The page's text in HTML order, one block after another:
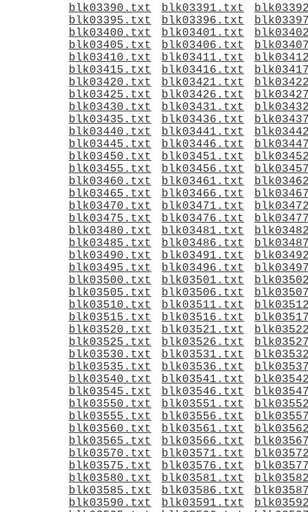
blk03390.txt
blk03391.txt
blk03395.txt
blk03396.txt
blk03400.txt
blk03401.txt
blk03405.txt
blk03406.txt
blk03410.txt
blk03411.txt
blk03415.txt
blk03416.txt
blk03420.txt
blk03421.txt
blk03425.txt
blk03426.txt
blk03430.txt
blk03431.txt
blk03435.txt
blk03436.txt
blk03440.txt
blk03441.txt
blk03445.txt
blk03446.txt
blk03450.txt
blk03451.txt
blk03455.txt
blk03456.txt
blk03460.txt
blk03461.txt
blk03465.txt
blk03466.txt
blk03470.txt
blk03471.txt
blk03475.txt
blk03476.txt
blk03480.txt
blk03481.txt
blk03485.txt
blk03486.txt
blk03490.txt
blk03491.txt
blk03495.txt
blk03496.txt
blk03500.txt
blk03501.txt
blk03505.txt
blk03506.txt
blk03510.txt
blk03511.txt
blk03515.txt
blk03516.txt
blk03520.txt
blk03521.txt
blk03525.txt
blk03526.txt
blk03530.txt
blk03531.txt
blk03535.txt
blk03536.txt
blk03540.txt
blk03541.txt
blk03545.txt
blk03546.txt
blk03550.txt
blk03551.txt
blk03555.txt
blk03556.txt
blk03560.txt
blk03561.txt
blk03565.txt
blk03566.txt
blk03570.txt
blk03571.txt
blk03575.txt
blk03576.txt
blk03580.txt
blk03581.txt
blk03585.txt
blk03586.txt
blk03590.txt
blk03591.txt